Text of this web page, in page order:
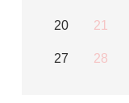
20 21
27 28